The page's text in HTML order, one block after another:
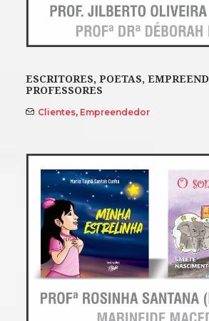
ESCRITORES, POETAS,
PROFESSORES
Clientes, Empreendedor